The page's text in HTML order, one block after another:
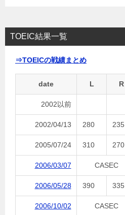
TOEIC結果一覧
⇒TOEICの戦績まとめ
date L R
2002以前
2002/04/13 280 235
2005/07/24 310 270
2006/03/07 CASEC
2006/05/28 390 335
2006/10/02 CASEC